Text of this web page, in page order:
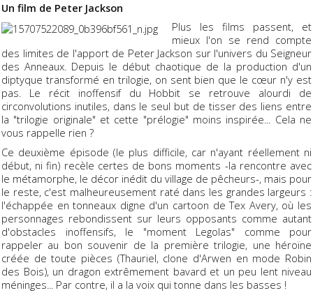
Un film de Peter Jackson
Plus les films passent, et
mieux l'on se rend compte
des limites de l'apport de Peter Jackson sur l'univers du Seigneur
des Anneaux. Depuis le début chaotique de la production d'un
diptyque transformé en trilogie, on sent bien que le cœur n'y est
pas. Le récit inoffensif du Hobbit se retrouve alourdi de
circonvolutions inutiles, dans le seul but de tisser des liens entre
la "trilogie originale" et cette "prélogie" moins inspirée... Cela ne
vous rappelle rien ?
Ce deuxième épisode (le plus difficile, car n'ayant réellement ni
début, ni fin) recèle certes de bons moments -la rencontre avec
le métamorphe, le décor inédit du village de pêcheurs-, mais pour
le reste, c'est malheureusement raté dans les grandes largeurs :
l'échappée en tonneaux digne d'un cartoon de Tex Avery, où les
personnages rebondissent sur leurs opposants comme autant
d'obstacles inoffensifs, le "moment Legolas" comme pour
rappeler au bon souvenir de la première trilogie, une héroïne
créée de toute pièces (Thauriel, clone d'Arwen en mode Robin
des Bois), un dragon extrêmement bavard et un peu lent niveau
méninges... Par contre, il a la voix qui tonne dans les basses !